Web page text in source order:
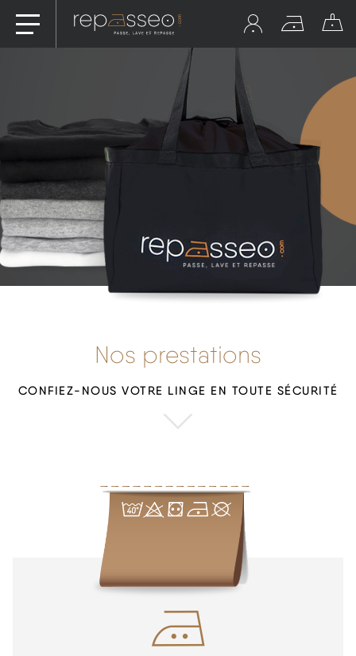
Nos prestations
CONFIEZ-NOUS VOTRE LINGE EN TOUTE SÉCURITÉ